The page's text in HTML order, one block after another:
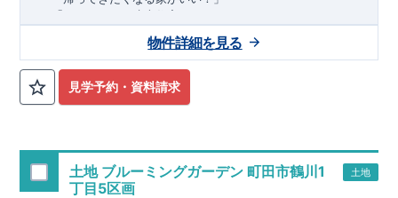
「おしゃれなら建売住宅もありかも！」
TEL:098-860-2201（火・水曜日定休日、年末年始休み）
■オプションではありません！全棟標準搭載
ム・ガス衣類乾燥機・食洗器・宅配ボックス・玄関電子キー・
成材にヒノキを使用しております！
■長期優良住宅もっと詳しく
「いい家を作って、きちんと手
見学予約・資料請求
物件詳細を見る
土地 ブルーミングガーデン 町田市鶴川1
丁目5区画
土地